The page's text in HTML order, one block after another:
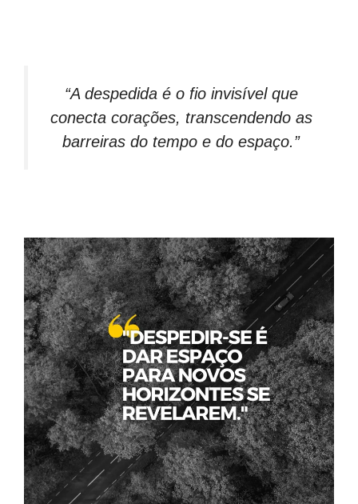
“A despedida é o fio invisível que
conecta corações, transcendendo as
barreiras do tempo e do espaço.”